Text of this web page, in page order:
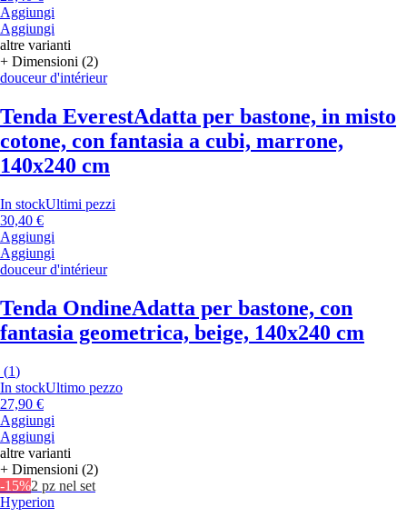
Aggiungi
Aggiungi
altre varianti
+ Dimensioni (2)
douceur d'intérieur
Tenda EverestAdatta per bastone, in misto
cotone, con fantasia a cubi, marrone,
140x240 cm
In stockUltimi pezzi
30,40 €
Aggiungi
Aggiungi
douceur d'intérieur
Tenda OndineAdatta per bastone, con
fantasia geometrica, beige, 140x240 cm
(1)
In stockUltimo pezzo
27,90 €
Aggiungi
Aggiungi
altre varianti
+ Dimensioni (2)
-15%2 pz nel set
Hyperion